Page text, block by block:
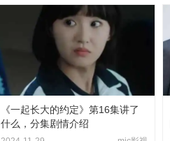
《一起长大的约定》第16集讲了
什么，分集剧情介绍